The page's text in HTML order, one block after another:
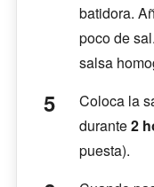
batidora.
poco de
salsa
Coloca la
durante2
puesta).